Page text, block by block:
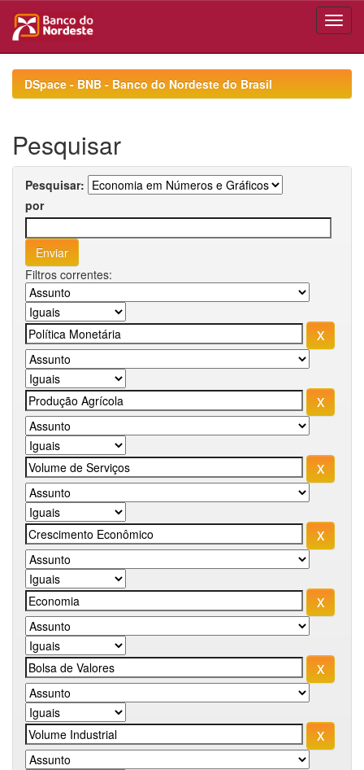
navigationDSpace - BNB - Banco do Nordeste do Brasil
Pesquisar
Pesquisar:
por
Filtros correntes: